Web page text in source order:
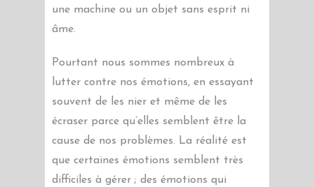
une machine ou un objet sans esprit ni
âme.
Pourtant nous sommes nombreux à
lutter contre nos émotions, en essayant
souvent de les nier et même de les
écraser parce qu’elles semblent être la
cause de nos problèmes. La réalité est
que certaines émotions semblent très
difficiles à gérer ; des émotions qui